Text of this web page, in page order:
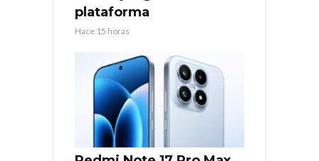
plataforma
Hace 15 horas